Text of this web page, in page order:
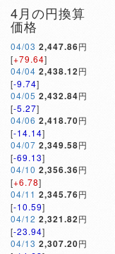
4月の円換算
価格
04/03 2,447.86円
[+79.64]
04/04 2,438.12円
[-9.74]
04/05 2,432.84円
[-5.27]
04/06 2,418.70円
[-14.14]
04/07 2,349.58円
[-69.13]
04/10 2,356.36円
[+6.78]
04/11 2,345.76円
[-10.59]
04/12 2,321.82円
[-23.94]
04/13 2,307.20円